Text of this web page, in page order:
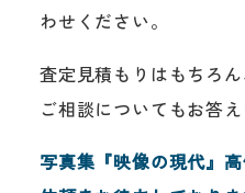
わせください。
査定見積もりはもちろ
ご相談についてもお答え
写真集『映像の現代』